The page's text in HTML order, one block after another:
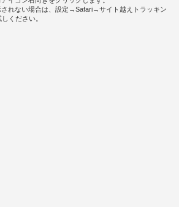
されない場合は、設定→Safari→サイト越えトラッキン
ください。